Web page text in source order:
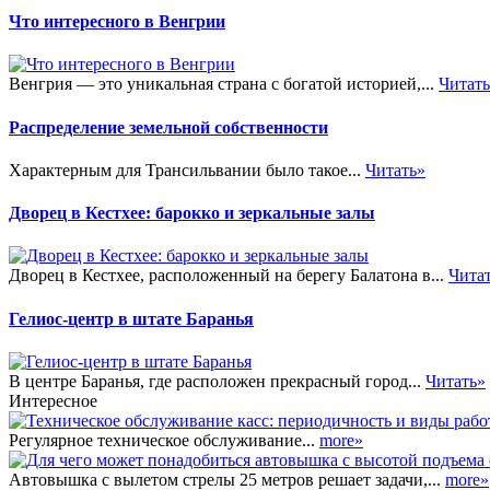
Что интересного в Венгрии
Венгрия — это уникальная страна с богатой историей,...
Распределение земельной собственности
Характерным для Трансильвании было такое... Читать»
Дворец в Кестхее: барокко и зеркальные залы
Дворец в Кестхее, расположенный на берегу Балатона в...
Гелиос-центр в штате Баранья
В центре Баранья, где расположен прекрасный город... Читать»
Интересное
Регулярное техническое обслуживание... more»
Автовышка с вылетом стрелы 25 метров решает задачи,... more»